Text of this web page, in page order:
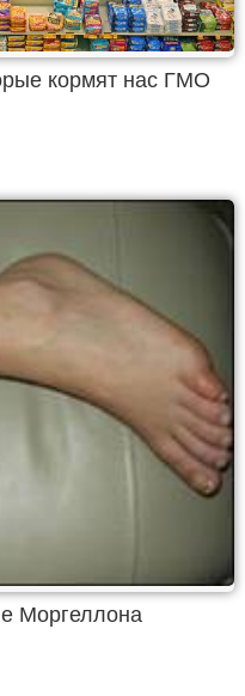
кормят нас ГМО
Моргеллона